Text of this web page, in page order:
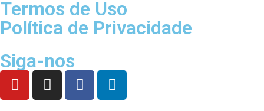
Termos de Uso
Política de Privacidade
Siga-nos